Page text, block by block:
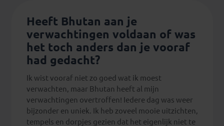
Heeft Bhutan aan je
verwachtingen voldaan of was
het toch anders dan je vooraf
had gedacht?
Ik wist vooraf niet zo goed wat ik moest
verwachten, maar Bhutan heeft al mijn
verwachtingen overtroffen! Iedere dag was weer
bijzonder en uniek. Ik heb zoveel mooie uitzichten,
tempels en dorpjes gezien dat het eigenlijk niet te